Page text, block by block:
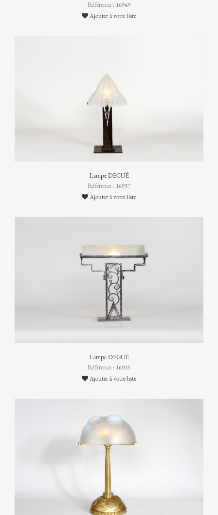
Référence : 16949
Ajouter à votre liste
Lampe DEGUÉ
Référence : 16937
Ajouter à votre liste
Lampe DEGUÉ
Référence : 16935
Ajouter à votre liste